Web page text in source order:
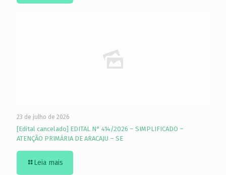
23 de julho de 2026
[Edital cancelado] EDITAL N° 414/2026 – SIMPLIFICADO –
ATENÇÃO PRIMÁRIA DE ARACAJU – SE
Leia mais